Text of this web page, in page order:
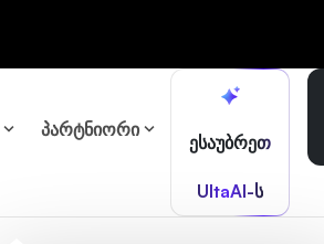
პარტნიორი
ესაუბრეთ
UltaAI-ს